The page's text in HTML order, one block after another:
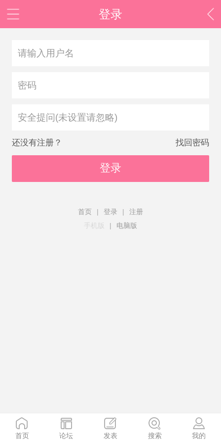
登录
安全提问(未设置请忽略)
还没有注册？ 找回密码
登录
首页 | 登录 |
注册
手机版
| 电脑版
首页 论坛 发表 搜索 我的